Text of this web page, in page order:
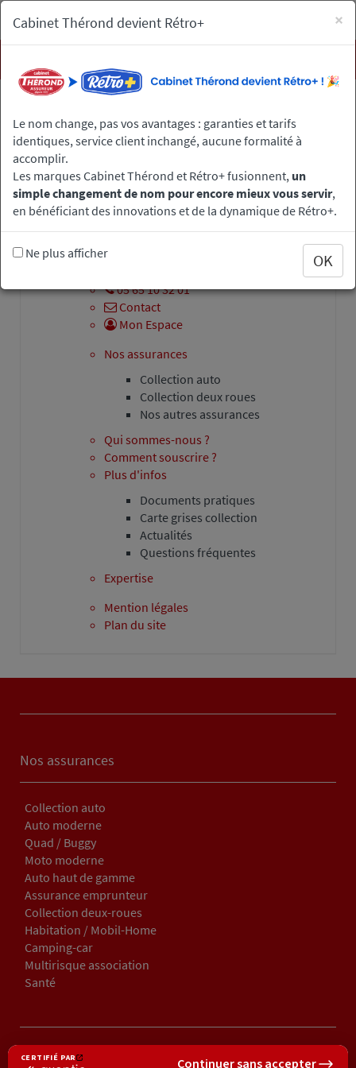
contenu
principal
×
Cabinet Thérond devient Rétro+
Le nom change, pas vos avantages : garanties et tarifs
identiques, service client inchangé, aucune formalité à
accomplir.
Les marques Cabinet Thérond et Rétro+ fusionnent, un
simple changement de nom pour encore mieux vous servir,
en bénéficiant des innovations et de la dynamique de Rétro+.
Ne plus afficher OK
Plan du site
Page d'accueil de
05 65 10 32 01
Contact
Mon Espace
Nos assurances
Collection auto
Collection deux roues
Nos autres assurances
Qui sommes-nous ?
Comment souscrire ?
Plus d'infos
Documents pratiques
Carte grises collection
Actualités
Questions fréquentes
Expertise
Mention légales
Plan du site
Nos assurances
Collection auto
Auto moderne
Quad / Buggy
Moto moderne
Auto haut de gamme
Assurance emprunteur
Collection deux-roues
Habitation / Mobil-Home
Camping-car
Multirisque association
Santé